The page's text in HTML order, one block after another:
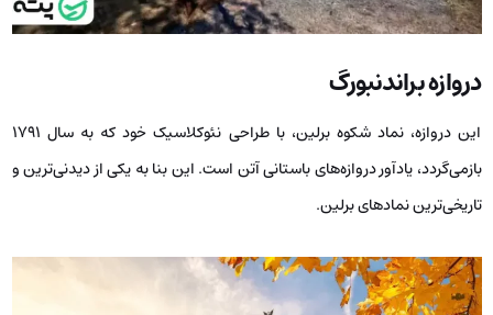
دروازه براندنبورگ
این دروازه، نماد شکوه برلین، با طراحی نئوکلاسیک خود که به سال ۱۷۹۱
بازمی‌گردد، یادآور دروازه‌های باستانی آتن است. این بنا به یکی از دیدنی‌ترین و
تاریخی‌ترین نمادهای برلین.